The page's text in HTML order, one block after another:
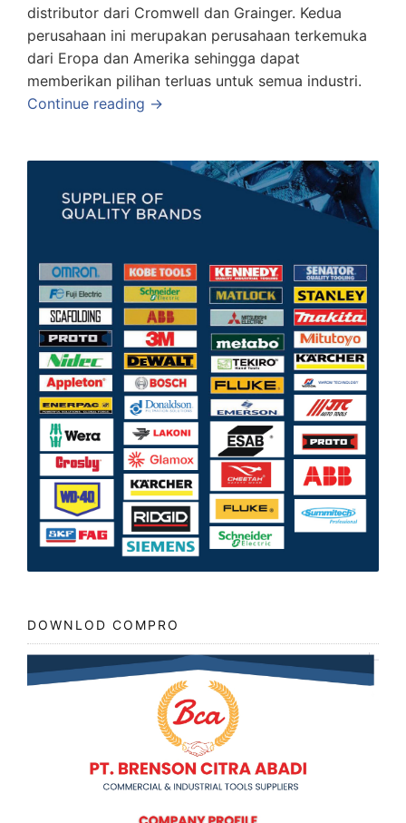
distributor dari Cromwell dan Grainger. Kedua
perusahaan ini merupakan perusahaan terkemuka
dari Eropa dan Amerika sehingga dapat
memberikan pilihan terluas untuk semua industri.
Continue reading →
DOWNLOD COMPRO